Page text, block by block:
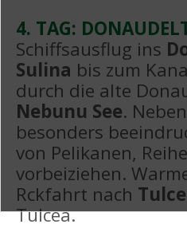
4. TAG:
Schiffsausflug ins
Sulina bis zum
durch die alte
Nebunu See.
besonders
von Pelikanen,
vorbeiziehen.
Rckfahrt nach
Tulcea.